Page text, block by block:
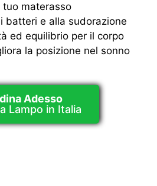
materasso
batteri e alla sudorazione
ed equilibrio per il corpo
la posizione nel sonno
Adesso
Lampo in Italia